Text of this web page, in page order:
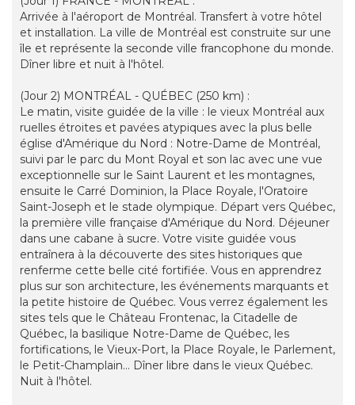
Arrivée à l'aéroport de Montréal. Transfert à votre hôtel
et installation. La ville de Montréal est construite sur une
île et représente la seconde ville francophone du monde.
Dîner libre et nuit à l'hôtel.
(Jour 2) MONTRÉAL - QUÉBEC (250 km) :
Le matin, visite guidée de la ville : le vieux Montréal aux
ruelles étroites et pavées atypiques avec la plus belle
église d'Amérique du Nord : Notre-Dame de Montréal,
suivi par le parc du Mont Royal et son lac avec une vue
exceptionnelle sur le Saint Laurent et les montagnes,
ensuite le Carré Dominion, la Place Royale, l'Oratoire
Saint-Joseph et le stade olympique. Départ vers Québec,
la première ville française d'Amérique du Nord. Déjeuner
dans une cabane à sucre. Votre visite guidée vous
entraînera à la découverte des sites historiques que
renferme cette belle cité fortifiée. Vous en apprendrez
plus sur son architecture, les événements marquants et
la petite histoire de Québec. Vous verrez également les
sites tels que le Château Frontenac, la Citadelle de
Québec, la basilique Notre-Dame de Québec, les
fortifications, le Vieux-Port, la Place Royale, le Parlement,
le Petit-Champlain... Dîner libre dans le vieux Québec.
Nuit à l'hôtel.